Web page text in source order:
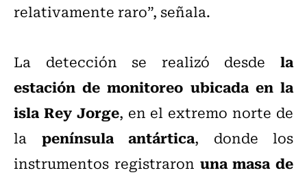
relativamente raro”, señala.
La detección se realizó desde la
estación de monitoreo ubicada en la
isla Rey Jorge, en el extremo norte de
la península antártica, donde los
instrumentos registraron una masa de